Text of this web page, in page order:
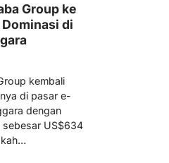
Group ke
di
kembali
di pasar e-
dengan
sebesar US$634